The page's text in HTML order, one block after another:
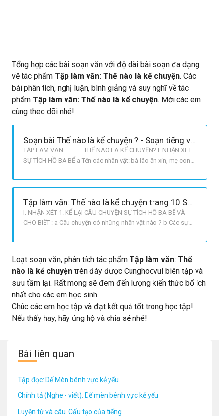
Tổng hợp các bài soạn văn với độ dài bài soạn đa dạng
về tác phẩm Tập làm văn: Thế nào là kể chuyện. Các
bài phân tích, nghị luận, bình giảng và suy nghĩ về tác
phẩm Tập làm văn: Thế nào là kể chuyện. Mời các em
cùng theo dõi nhé!
Soạn bài Thế nào là kể chuyện ? - Soạn tiếng việt lớp 4
TẬP LÀM VÄN THẾ NÀO LÀ KỂ CHUYỆN? I. NHẬN XÉT
SỰ TÍCH HỒ BA BỂ a Tên các nhân vật: bà lão ăn xin, mẹ con
Phật, bà lão đi xin ăn nhưng chẳng ai cho. Hai mẹ con bà
Tập làm văn: Thế nào là kể chuyện trang 10 SGK Tiếng Việt 4 tập 1
I. NHẬN XÉT 1. KỂ LẠI CÂU CHUYỆN SỰ TÍCH HỒ BA BỂ VÀ
CHO BIẾT : a Câu chuyện có những nhân vật nào ? b Các sự
đến lễ hội xin ăn ⟶ không ai cho c Ý nghĩa của câu chuyện.
TRẢ LỜI: Sự tích hồ Ba Bể a Câu chuyện có những nhân vật:
bà lã
Loạt soạn văn, phân tích tác phẩm Tập làm văn: Thế
nào là kể chuyện trên đây được Cunghocvui biên tập và
sưu tầm lại. Rất mong sẽ đem đến lượng kiến thức bổ ích
nhất cho các em học sinh.
Chúc các em học tập và đạt kết quả tốt trong học tập!
Nếu thấy hay, hãy ủng hộ và chia sẻ nhé!
Bài liên quan
Tập đọc: Dế Mèn bênh vực kẻ yếu
Chính tả (Nghe - viết): Dế mèn bênh vực kẻ yếu
Luyện từ và câu: Cấu tạo của tiếng